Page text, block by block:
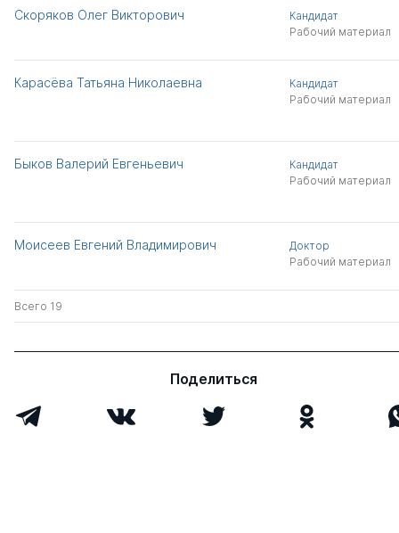
Скоряков Олег Викторович
Кандидат
Рабочий материал
Карасёва Татьяна Николаевна
Кандидат
Рабочий материал
Быков Валерий Евгеньевич
Кандидат
Рабочий материал
Моисеев Евгений Владимирович
Доктор
Рабочий материал
Всего 19
Поделиться